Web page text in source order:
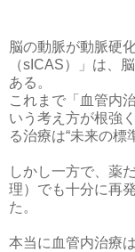
脳の動脈が動脈硬
（sICAS）」は、
ある。
これまで「血管内
いう考え方が根強
る治療は“未来の標
しかし一方で、薬
理）でも十分に再
た。
本当に血管内治療